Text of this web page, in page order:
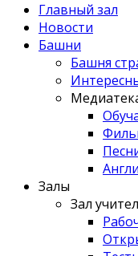
Главный зал
Новости
Башни
Башня
Залы
Зал